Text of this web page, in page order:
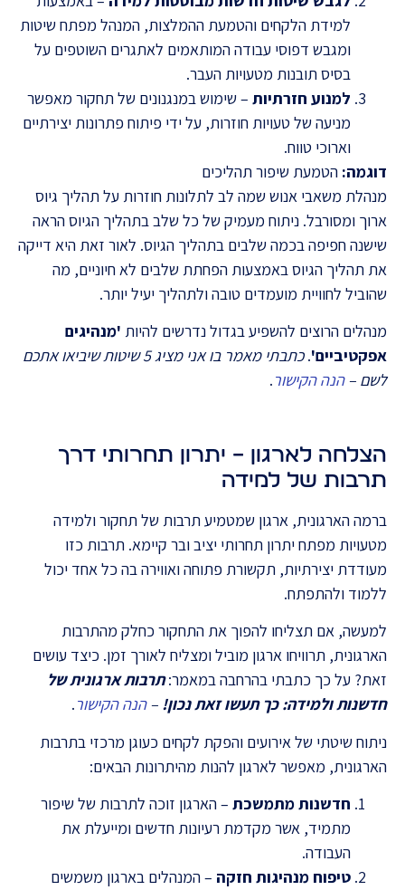
למידת הלקחים והטמעת ההמלצות, המנהל מפתח שיטות
ומגבש דפוסי עבודה המותאמים לאתגרים השוטפים על
בסיס תובנות מטעויות העבר.
למנוע חזרתיות – שימוש במנגנונים של תחקור מאפשר
מניעה של טעויות חוזרות, על ידי פיתוח פתרונות יצירתיים
וארוכי טווח.
דוגמה: הטמעת שיפור תהליכים
מנהלת משאבי אנוש שמה לב לתלונות חוזרות על תהליך גיוס
ארוך ומסורבל. ניתוח מעמיק של כל שלב בתהליך הגיוס הראה
שישנה חפיפה בכמה שלבים בתהליך הגיוס. לאור זאת היא דייקה
את תהליך הגיוס באמצעות הפחתת שלבים לא חיוניים, מה
שהוביל לחוויית מועמדים טובה ולתהליך יעיל יותר.
מנהלים הרוצים להשפיע בגדול נדרשים להיות 'מנהיגים
אפקטיביים'.
כתבתי מאמר בו אני מציג 5 שיטות שיביאו אתכם
לשם –הנה הקישור.
הצלחה לארגון – יתרון תחרותי דרך
תרבות של למידה
ברמה הארגונית, ארגון שמטמיע תרבות של תחקור ולמידה
מטעויות מפתח יתרון תחרותי יציב ובר קיימא. תרבות כזו
מעודדת יצירתיות, תקשורת פתוחה ואווירה בה כל אחד יכול
ללמוד ולהתפתח.
למעשה, אם תצליחו להפוך את התחקור כחלק מהתרבות
הארגונית, תרוויחו ארגון מוביל ומצליח לאורך זמן. כיצד עושים
זאת? על כך כתבתי בהרחבה במאמר:תרבות ארגונית של
חדשנות ולמידה: כך תעשו זאת נכון! –הנה הקישור.
ניתוח שיטתי של אירועים והפקת לקחים כעוגן מרכזי בתרבות
הארגונית, מאפשר לארגון להנות מהיתרונות הבאים:
חדשנות מתמשכת – הארגון זוכה לתרבות של שיפור
מתמיד, אשר מקדמת רעיונות חדשים ומייעלת את
העבודה.
טיפוח מנהיגות חזקה – המנהלים בארגון משמשים